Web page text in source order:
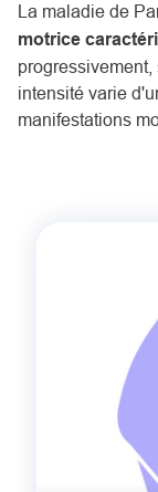
La maladie de
motrice
intensité varie
manifestations